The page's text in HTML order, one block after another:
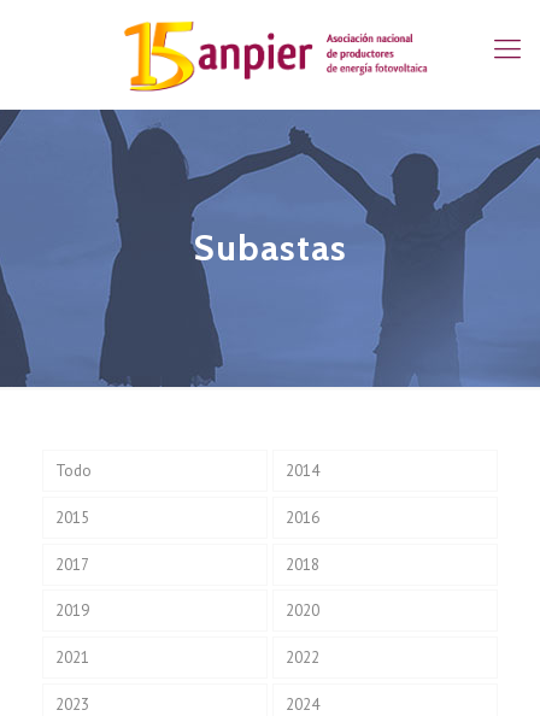
Subastas
Todo 2014
2015 2016
2017 2018
2019 2020
2021 2022
2023 2024